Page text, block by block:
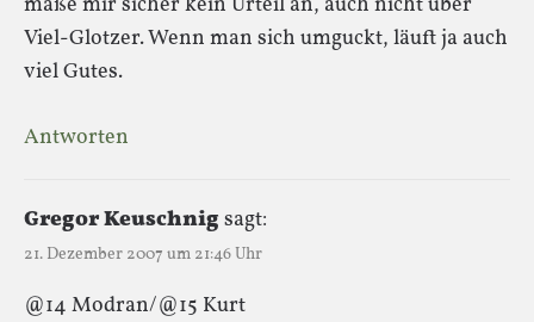
Viel-Glotzer. Wenn man sich umguckt, läuft ja auch
viel Gutes.
Antworten
Gregor Keuschnigsagt:
21. Dezember 2007 um 21:46 Uhr
@14 Modran/@15 Kurt